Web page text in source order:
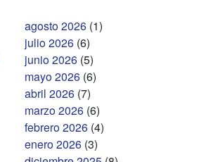
agosto 2026 (1)
julio 2026 (6)
junio 2026 (5)
mayo 2026 (6)
abril 2026 (7)
marzo 2026 (6)
febrero 2026 (4)
enero 2026 (3)